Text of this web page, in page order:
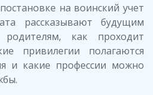
на воинский учет
рассказывают будущим
как проходит
привилегии полагаются
и какие профессии можно